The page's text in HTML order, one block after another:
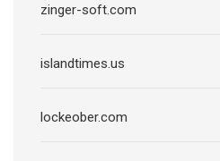
zinger-soft.com
islandtimes.us
lockeober.com